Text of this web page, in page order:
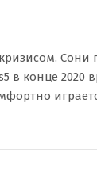
Сони
в конце